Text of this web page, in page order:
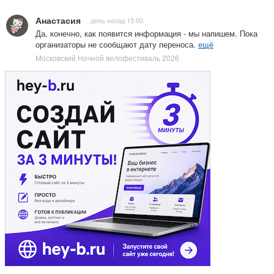
Анастасия день назад 15:00
Да, конечно, как появится информация - мы напишем. Пока
организаторы не сообщают дату переноса. ещё
Московский Ночной велофестиваль 2026